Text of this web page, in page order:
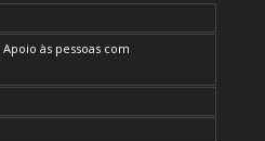
às pessoas com